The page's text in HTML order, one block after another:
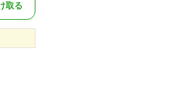
取る